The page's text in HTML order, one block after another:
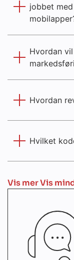
jobbet
Hvordan
Hvordan
Hvilket
Vis merVis